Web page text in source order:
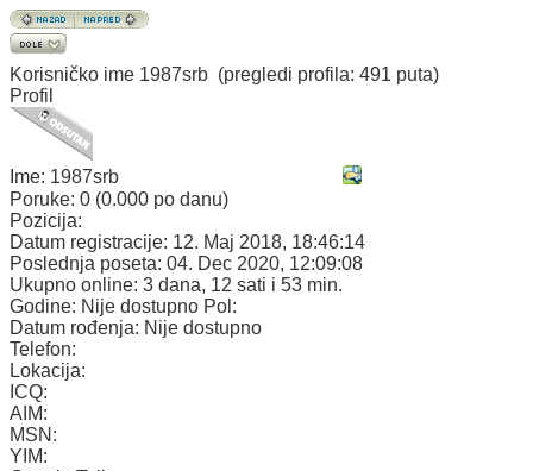
Korisničko ime 1987srb (pregledi profila: 491 puta)
Profil
Ime: 1987srb
Poruke: 0 (0.000 po danu)
Pozicija:
Datum registracije: 12. Maj 2018, 18:46:14
Poslednja poseta: 04. Dec 2020, 12:09:08
Ukupno online: 3 dana, 12 sati i 53 min.
Godine: Nije dostupno Pol:
Datum rođenja: Nije dostupno
Telefon:
Lokacija:
ICQ:
AIM:
MSN:
YIM: